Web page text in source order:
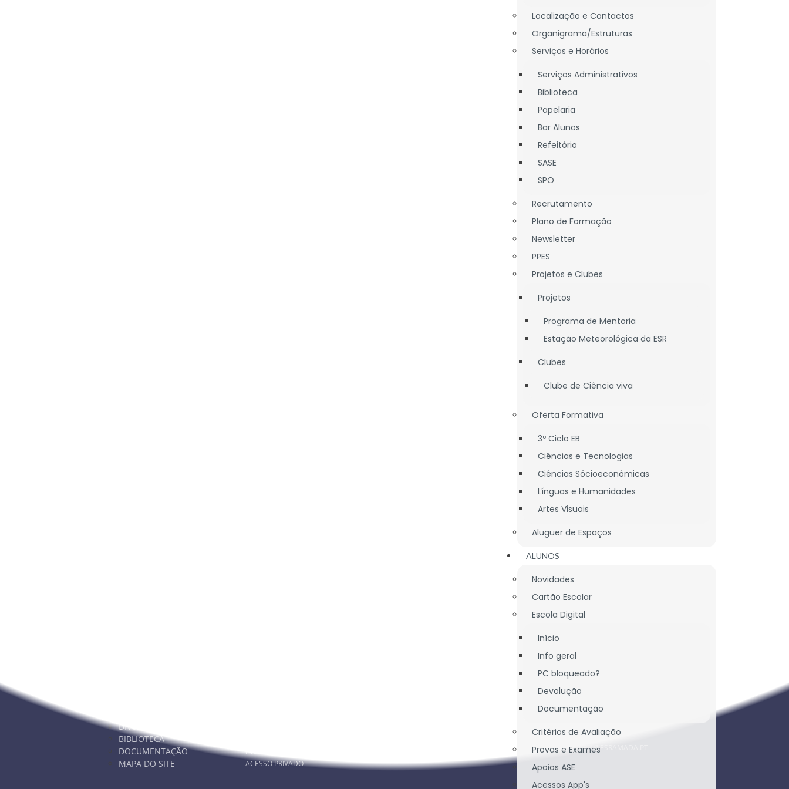
Localização e Contactos
Organigrama/Estruturas
Serviços e Horários
Serviços Administrativos
Biblioteca
Papelaria
Bar Alunos
Refeitório
SASE
SPO
Recrutamento
Plano de Formação
Newsletter
PPES
Projetos e Clubes
Projetos
Programa de Mentoria
Estação Meteorológica da ESR
Clubes
Clube de Ciência viva
Oferta Formativa
3º Ciclo EB
Ciências e Tecnologias
Ciências Sócioeconómicas
Línguas e Humanidades
Artes Visuais
Aluguer de Espaços
ALUNOS
Novidades
Cartão Escolar
Escola Digital
Início
Info geral
PC bloqueado?
Devolução
Documentação
Critérios de Avaliação
Provas e Exames
Apoios ASE
Acessos App's
CONTACTE-NOS
DIVULGAÇÃO
BIBLIOTECA
DOCUMENTAÇÃO
MAPA DO SITE
INOVAR CONSULTA
ACESSO PRIVADO
CONTACTOS SEDE
2620-439 RAMADA
TEL.: 219 340 245
SECRETARIA@ESRAMADA.PT